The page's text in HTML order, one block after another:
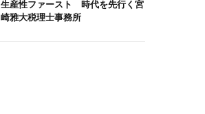
生産性ファースト 時代を先行く宮
崎雅大税理士事務所